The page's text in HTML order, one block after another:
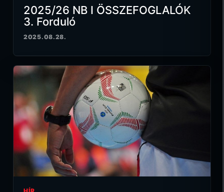
2025/26 NB I ÖSSZEFOGLALÓK
3. Forduló
2025.08.28.